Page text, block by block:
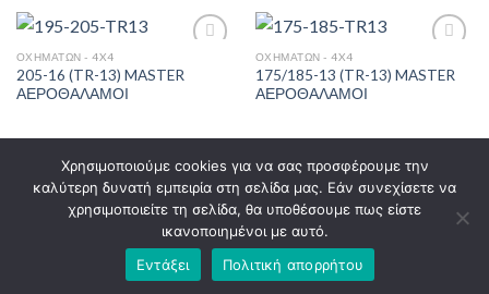
ΟΧΗΜΆΤΩΝ - 4X4
205-16 (TR-13) MASTER
ΑΕΡΟΘΑΛΑΜΟΙ
ΟΧΗΜΆΤΩΝ - 4X4
175/185-13 (TR-13) MASTER
ΑΕΡΟΘΑΛΑΜΟΙ
ΤΡΌΠΟΙ ΠΑΡΑΓΓΕΛΊΑΣ
ΤΡΌΠΟΙ ΑΠΟΣΤΟΛΉΣ
ΤΡΌΠΟΙ ΠΛΗΡΩΜΉΣ
ΕΠΙΣΤΡΟΦΈΣ ΠΡΟΪΌΝΤΩΝ
ΕΓΓΥΉΣΕΙΣ – SERVICE
ΌΡΟΙ ΧΡΉΣΗΣ
Copyright 2026 ©tiretech.gr
Χρησιμοποιούμε cookies για να σας προσφέρουμε την
καλύτερη δυνατή εμπειρία στη σελίδα μας. Εάν συνεχίσετε να
χρησιμοποιείτε τη σελίδα, θα υποθέσουμε πως είστε
ικανοποιημένοι με αυτό.
Εντάξει
Πολιτική απορρήτου